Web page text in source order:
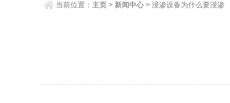
当前位置： 主页 > 新闻中心 > 浸渗设备为什么要浸渗